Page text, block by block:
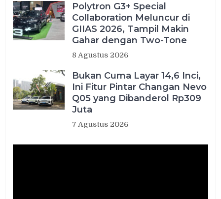
Polytron G3+ Special
Collaboration Meluncur di
GIIAS 2026, Tampil Makin
Gahar dengan Two-Tone
8 Agustus 2026
Bukan Cuma Layar 14,6 Inci,
Ini Fitur Pintar Changan Nevo
Q05 yang Dibanderol Rp309
Juta
7 Agustus 2026